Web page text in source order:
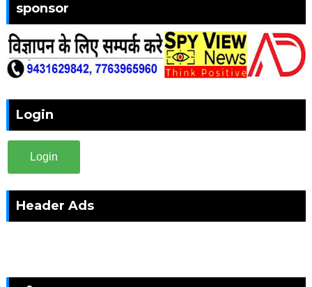
sponsor
Login
Login
Header Ads